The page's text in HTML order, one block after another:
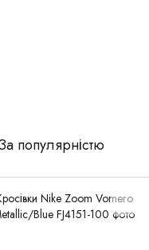
популярністю